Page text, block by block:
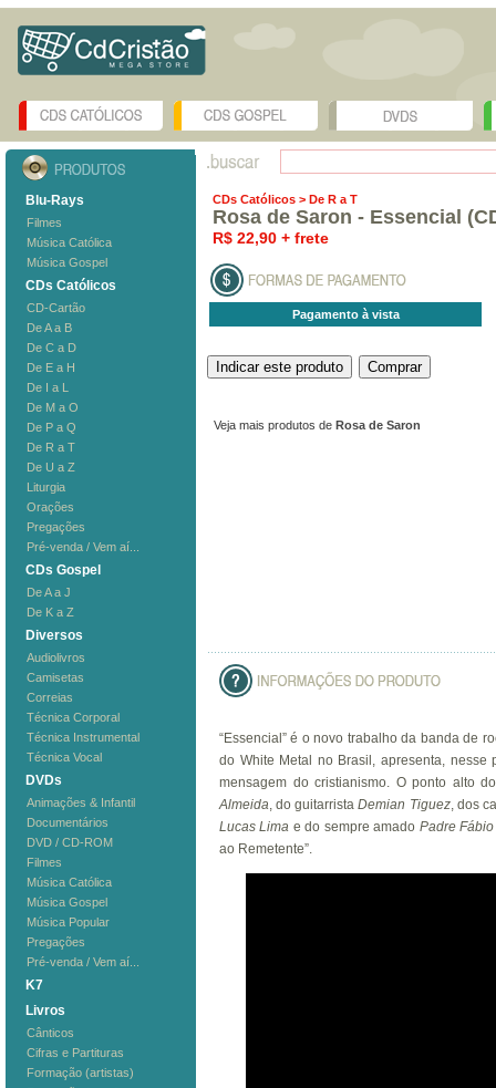
Blu-Rays
Filmes
Música Católica
Música Gospel
CDs Católicos
CD-Cartão
De A a B
De C a D
De E a H
De I a L
De M a O
De P a Q
De R a T
De U a Z
Liturgia
Orações
Pregações
Pré-venda / Vem aí...
CDs Gospel
De A a J
De K a Z
Diversos
Audiolivros
Camisetas
Correias
Técnica Corporal
Técnica Instrumental
Técnica Vocal
DVDs
Animações & Infantil
Documentários
DVD / CD-ROM
Filmes
Música Católica
Música Gospel
Música Popular
Pregações
Pré-venda / Vem aí...
K7
Livros
Cânticos
Cifras e Partituras
Formação (artistas)
CDs Católicos > De R a T
Rosa de Saron - Essencial
R$ 22,90 + frete
Pagamento à vista
Veja mais produtos de Rosa de Saron
“Essencial” é o novo trabalho da banda de
do White Metal no Brasil, apresenta,
mensagem do cristianismo. O ponto alto
Almeida, do guitarristaDemian Tiguez, dos
Lucas Lima e do sempre amado Padre
ao Remetente”.